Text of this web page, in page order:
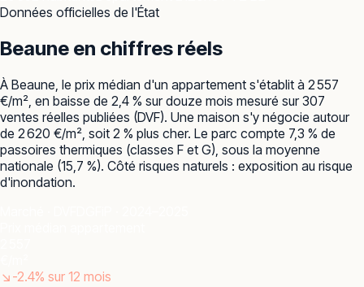
Données officielles de l'État
Beaune en chiffres réels
À Beaune, le prix médian d'un appartement s'établit à 2 557
€/m², en baisse de 2,4 % sur douze mois mesuré sur 307
ventes réelles publiées (DVF). Une maison s'y négocie autour
de 2 620 €/m², soit 2 % plus cher. Le parc compte 7,3 % de
passoires thermiques (classes F et G), sous la moyenne
nationale (15,7 %). Côté risques naturels : exposition au risque
d'inondation.
↘ -2.4% sur 12 mois